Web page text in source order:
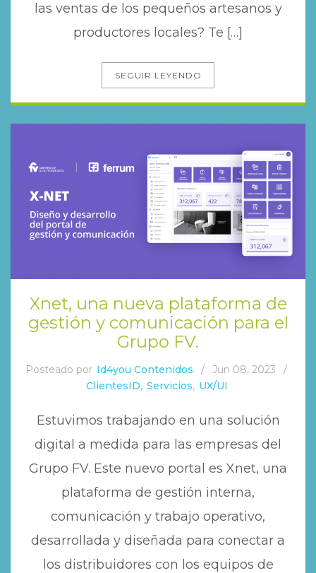
las ventas de los pequeños artesanos y
productores locales? Te […]
SEGUIR LEYENDO
Xnet, una nueva plataforma de
gestión y comunicación para el
Grupo FV.
Posteado por Id4you Contenidos / Jun 08, 2023
/
ClientesID, Servicios, UX/UI
Estuvimos trabajando en una solución
digital a medida para las empresas del
Grupo FV. Este nuevo portal es Xnet, una
plataforma de gestión interna,
comunicación y trabajo operativo,
desarrollada y diseñada para conectar a
los distribuidores con los equipos de